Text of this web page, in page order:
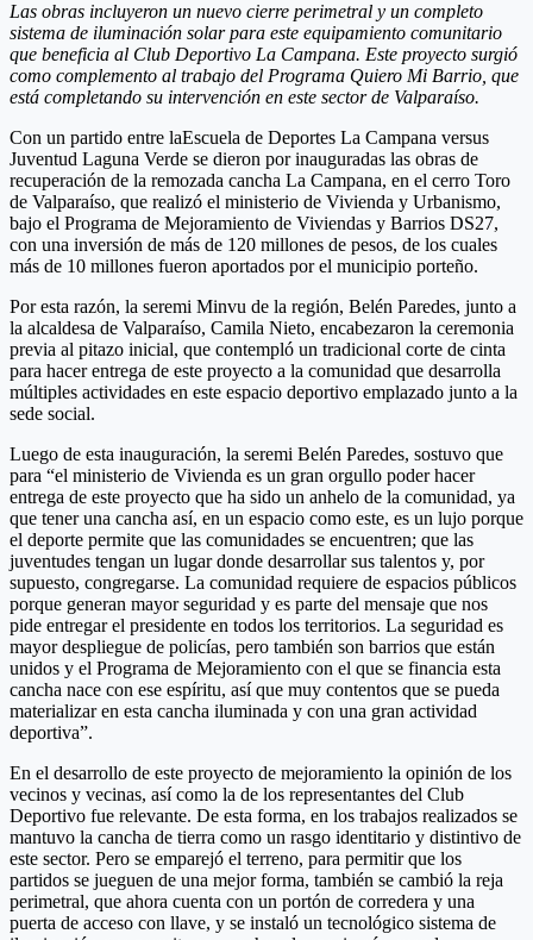
Las obras incluyeron un nuevo cierre perimetral y un completo
sistema de iluminación solar para este equipamiento comunitario
que beneficia al Club Deportivo La Campana. Este proyecto surgió
como complemento al trabajo del Programa Quiero Mi Barrio, que
está completando su intervención en este sector de Valparaíso.
Con un partido entre laEscuela de Deportes La Campana versus
Juventud Laguna Verde se dieron por inauguradas las obras de
recuperación de la remozada cancha La Campana, en el cerro Toro
de Valparaíso, que realizó el ministerio de Vivienda y Urbanismo,
bajo el Programa de Mejoramiento de Viviendas y Barrios DS27,
con una inversión de más de 120 millones de pesos, de los cuales
más de 10 millones fueron aportados por el municipio porteño.
Por esta razón, la seremi Minvu de la región, Belén Paredes, junto a
la alcaldesa de Valparaíso, Camila Nieto, encabezaron la ceremonia
previa al pitazo inicial, que contempló un tradicional corte de cinta
para hacer entrega de este proyecto a la comunidad que desarrolla
múltiples actividades en este espacio deportivo emplazado junto a la
sede social.
Luego de esta inauguración, la seremi Belén Paredes, sostuvo que
para “el ministerio de Vivienda es un gran orgullo poder hacer
entrega de este proyecto que ha sido un anhelo de la comunidad, ya
que tener una cancha así, en un espacio como este, es un lujo porque
el deporte permite que las comunidades se encuentren; que las
juventudes tengan un lugar donde desarrollar sus talentos y, por
supuesto, congregarse. La comunidad requiere de espacios públicos
porque generan mayor seguridad y es parte del mensaje que nos
pide entregar el presidente en todos los territorios. La seguridad es
mayor despliegue de policías, pero también son barrios que están
unidos y el Programa de Mejoramiento con el que se financia esta
cancha nace con ese espíritu, así que muy contentos que se pueda
materializar en esta cancha iluminada y con una gran actividad
deportiva”.
En el desarrollo de este proyecto de mejoramiento la opinión de los
vecinos y vecinas, así como la de los representantes del Club
Deportivo fue relevante. De esta forma, en los trabajos realizados se
mantuvo la cancha de tierra como un rasgo identitario y distintivo de
este sector. Pero se emparejó el terreno, para permitir que los
partidos se jueguen de una mejor forma, también se cambió la reja
perimetral, que ahora cuenta con un portón de corredera y una
puerta de acceso con llave, y se instaló un tecnológico sistema de